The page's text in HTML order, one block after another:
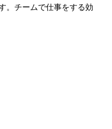
。チームで仕事をする効